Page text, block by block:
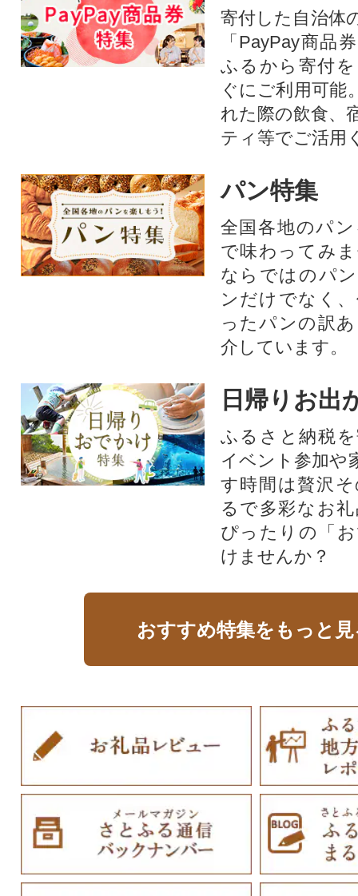
寄付した自治体
「PayPay商品
ふるから寄付
ぐにご利用可能
れた際の飲食、
ティ等でご活用
パン特集
全国各地のパ
で味わってみ
ならではのパ
ンだけでなく
ったパンの訳
介しています。
日帰りお出
ふるさと納税
イベント参加や
す時間は贅沢
るで多彩なお
ぴったりの「
けませんか？
おすすめ特集をもっと